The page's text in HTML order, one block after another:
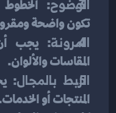
تكون واضحة
المرونة
المقاسات والألوان.
الربط بالمجال
المنتجات أو